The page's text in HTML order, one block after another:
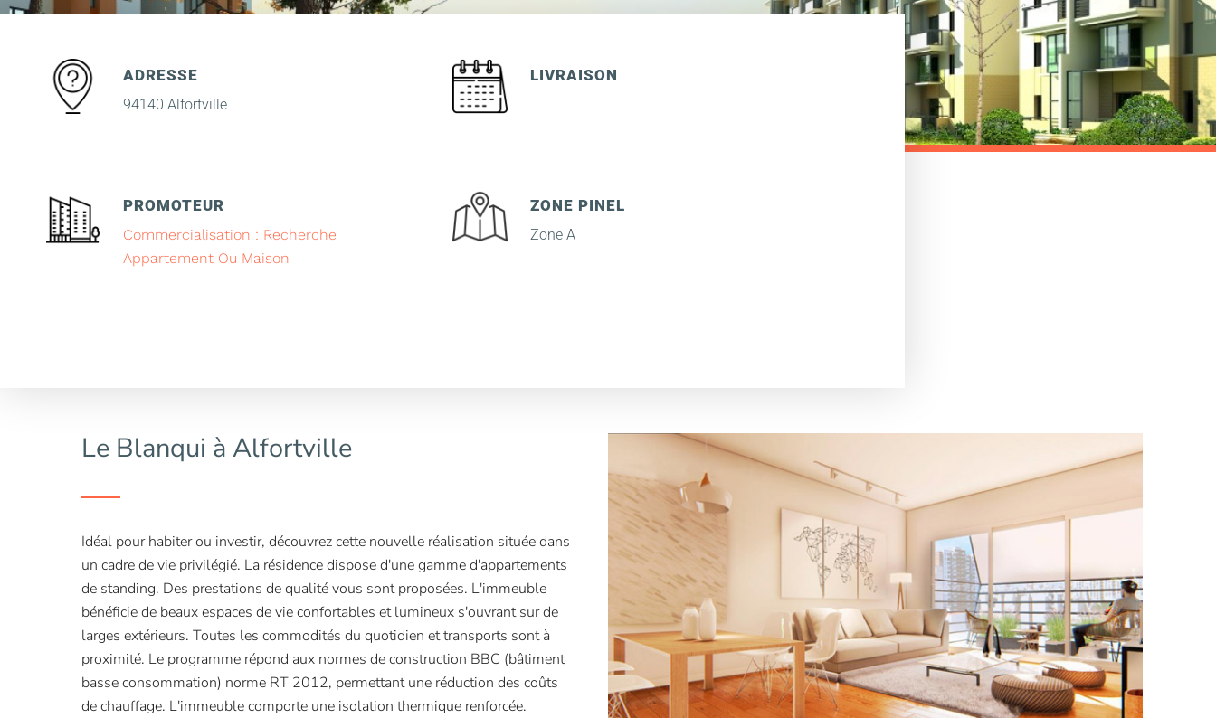
ADRESSE
94140 Alfortville
LIVRAISON
PROMOTEUR
Commercialisation : Recherche
Appartement Ou Maison
ZONE PINEL
Zone A
Le Blanqui à Alfortville
Idéal pour habiter ou investir, découvrez cette nouvelle réalisation située dans
un cadre de vie privilégié. La résidence dispose d'une gamme d'appartements
de standing. Des prestations de qualité vous sont proposées. L'immeuble
bénéficie de beaux espaces de vie confortables et lumineux s'ouvrant sur de
larges extérieurs. Toutes les commodités du quotidien et transports sont à
proximité. Le programme répond aux normes de construction BBC (bâtiment
basse consommation) norme RT 2012, permettant une réduction des coûts
de chauffage. L'immeuble comporte une isolation thermique renforcée.